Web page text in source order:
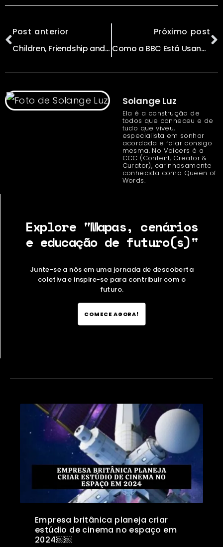
Post anterior
Children, Friendship and Humanity
Próximo post
Como a BBC Está Usando Assistentes de Voz Como Amazon Echo e Google Home
Solange Luz
Ela é a construção de
todos que conheceu e de
tudo que viveu,
especialista em sonhar
acordada e falar consigo
mesma. No Voicers é a
CCC (Content, Creator &
Curator), carinhosamente
conhecida como Queen of
Words.
Explore "Mapas, cenários
e educação de futuro(s)"
Junte-se a nós em uma jornada de descoberta
coletiva e inspire-se para contribuir com o
futuro.
COMECE AGORA!
Empresa britânica planeja criar
estúdio de cinema no espaço em
2024￼￼